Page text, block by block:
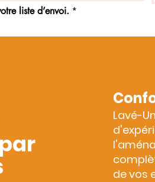
liste d’envoi. *
Lavé-
de vos